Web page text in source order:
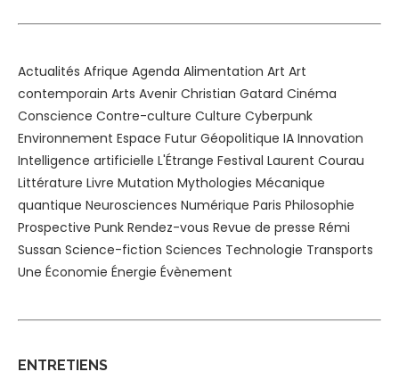
Actualités Afrique Agenda Alimentation Art Art
contemporain Arts Avenir Christian Gatard Cinéma
Conscience Contre-culture Culture Cyberpunk
Environnement Espace Futur Géopolitique IA Innovation
Intelligence artificielle L'Étrange Festival Laurent Courau
Littérature Livre Mutation Mythologies Mécanique
quantique Neurosciences Numérique Paris Philosophie
Prospective Punk Rendez-vous Revue de presse Rémi
Sussan Science-fiction Sciences Technologie Transports
Une Économie Énergie Évènement
ENTRETIENS